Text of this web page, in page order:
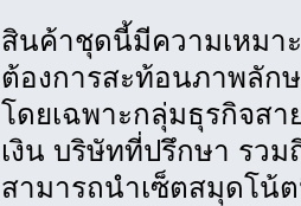
สินค้าชุดนี้มีความเหมา
ต้องการสะท้อนภาพลั
โดยเฉพาะกลุ่มธุรกิจส
เงิน บริษัทที่ปรึกษา รว
สามารถนำเซ็ตสมุดโน้